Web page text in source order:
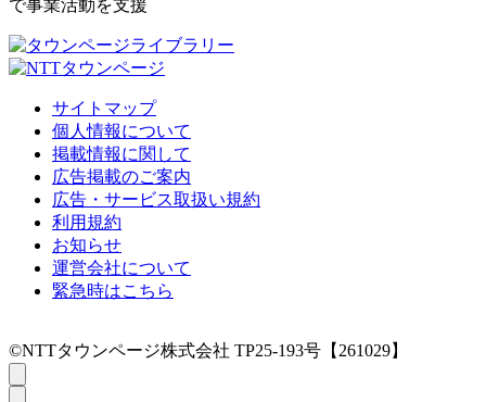
で事業活動を支援
サイトマップ
個人情報について
掲載情報に関して
広告掲載のご案内
広告・サービス取扱い規約
利用規約
お知らせ
運営会社について
緊急時はこちら
©NTTタウンページ株式会社 TP25-193号【261029】